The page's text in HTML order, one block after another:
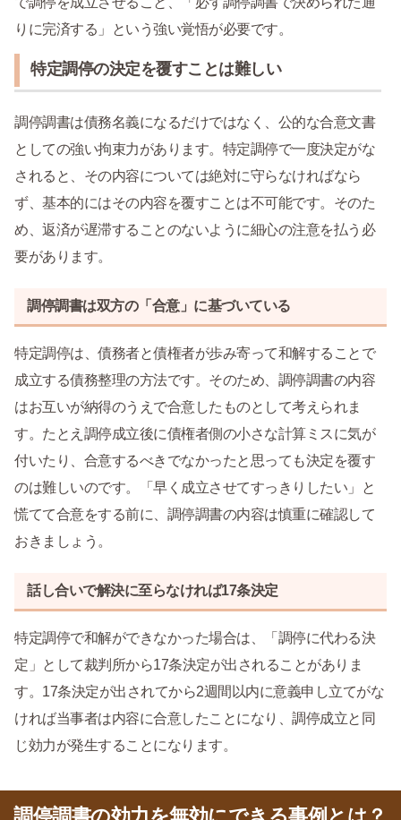
りに完済する」という強い覚悟が必要です。
特定調停の決定を覆すことは難しい
調停調書は債務名義になるだけではなく、公的な合意文書
としての強い拘束力があります。特定調停で一度決定がな
されると、その内容については絶対に守らなければなら
ず、基本的にはその内容を覆すことは不可能です。そのた
め、返済が遅滞することのないように細心の注意を払う必
要があります。
調停調書は双方の「合意」に基づいている
特定調停は、債務者と債権者が歩み寄って和解することで
成立する債務整理の方法です。そのため、調停調書の内容
はお互いが納得のうえで合意したものとして考えられま
す。たとえ調停成立後に債権者側の小さな計算ミスに気が
付いたり、合意するべきでなかったと思っても決定を覆す
のは難しいのです。「早く成立させてすっきりしたい」と
慌てて合意をする前に、調停調書の内容は慎重に確認して
おきましょう。
話し合いで解決に至らなければ17条決定
特定調停で和解ができなかった場合は、「調停に代わる決
定」として裁判所から17条決定が出されることがありま
す。17条決定が出されてから2週間以内に意義申し立てがな
ければ当事者は内容に合意したことになり、調停成立と同
じ効力が発生することになります。